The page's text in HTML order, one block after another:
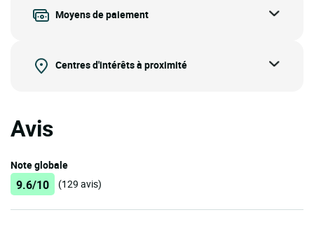
Moyens de paiement
Centres d'intérêts à proximité
Avis
Note globale
9.6/10 (129 avis)